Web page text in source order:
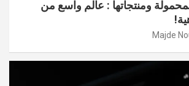
ومنتجاتها : عالم واسع من
Majde